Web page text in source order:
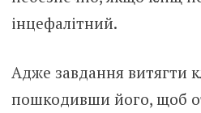
інцeфалітний.
Адже завдання витягти
пошкoдивши його, щоб